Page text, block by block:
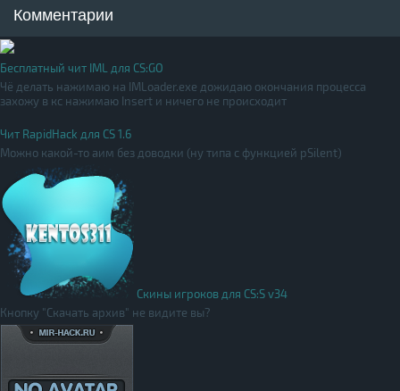
Комментарии
Бесплатный чит IML для CS:GO
Чё делать нажимаю на IMLoader.exe дожидаю окончания процесса
захожу в кс нажимаю Insert и ничего не происходит
Чит RapidHack для CS 1.6
Можно какой-то аим без доводки (ну типа с функцией pSilent)
Скины игроков для CS:S v34
Кнопку "Скачать архив" не видите вы?